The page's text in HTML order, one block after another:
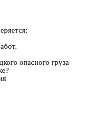
опасного груза